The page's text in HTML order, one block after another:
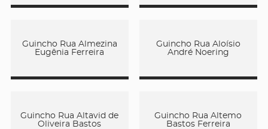
Guincho Rua Almezina
Eugênia Ferreira
Guincho Rua Aloísio
André Noering
Guincho Rua Altavid de
Oliveira Bastos
Guincho Rua Altemo
Bastos Ferreira